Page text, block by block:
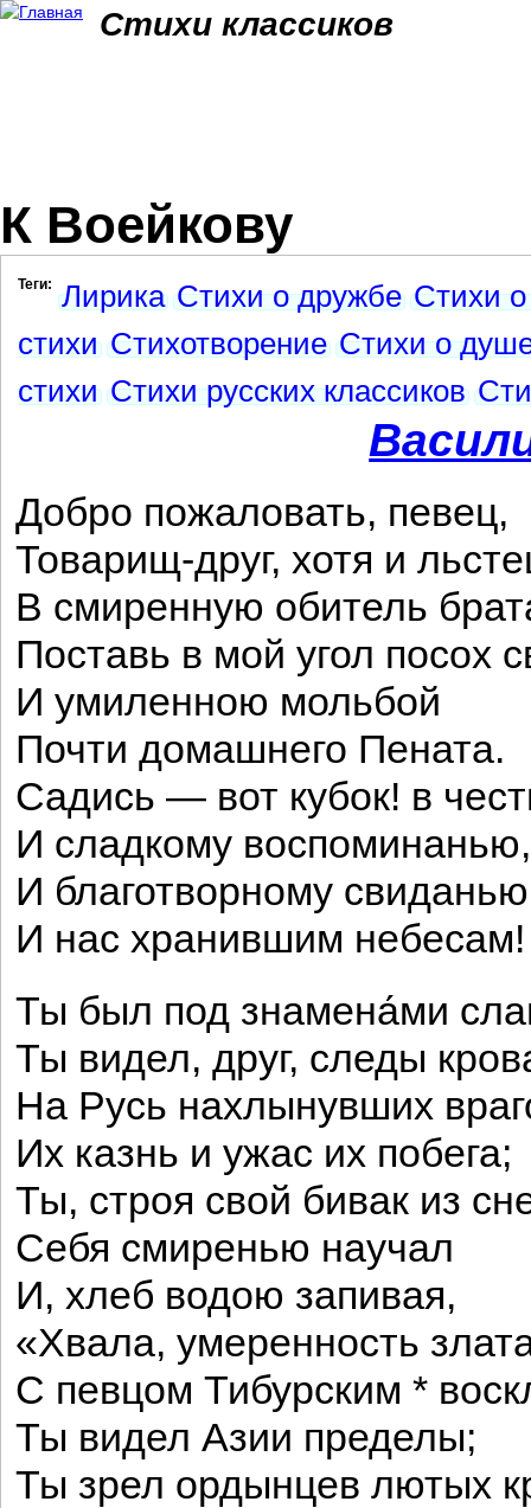
Стихи классиков
К Воейкову
Теги: Лирика Стихи о дружбе Стихи
стихи Стихотворение Стихи о
стихи Стихи русских классиков
Добро пожаловать, певец,
Товарищ-друг, хотя и
В смиренную обитель
Поставь в мой угол посох
И умиленною мольбой
Почти домашнего Пената.
Садись — вот кубок! в
И сладкому воспоминанью,
И благотворному
И нас хранившим небесам!
Ты был под знамена́ми
Ты видел, друг, следы
На Русь нахлынувших
Их казнь и ужас их побега;
Ты, строя свой бивак из
Себя смиренью научал
И, хлеб водою запивая,
«Хвала, умеренность
С певцом Тибурским *
Ты видел Азии пределы;
Ты зрел ордынцев лютых